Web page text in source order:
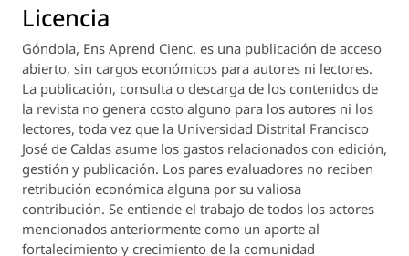
Licencia
Góndola, Ens Aprend Cienc. es una publicación de acceso
abierto, sin cargos económicos para autores ni lectores.
La publicación, consulta o descarga de los contenidos de
la revista no genera costo alguno para los autores ni los
lectores, toda vez que la Universidad Distrital Francisco
José de Caldas asume los gastos relacionados con edición,
gestión y publicación. Los pares evaluadores no reciben
retribución económica alguna por su valiosa
contribución. Se entiende el trabajo de todos los actores
mencionados anteriormente como un aporte al
fortalecimiento y crecimiento de la comunidad